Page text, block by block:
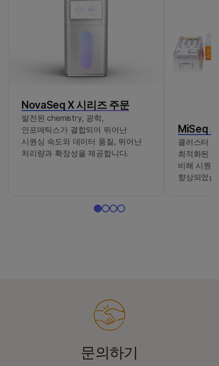
기술 노트 읽기.
NovaSeq X 시리즈 주문
발전된 chemistry, 광학,
인포매틱스가 결합되어 뛰어난
시퀀싱 속도와 데이터 품질, 뛰어난
처리량과 확장성을 제공합니다.
MiSeq
클러스터
최적화된
비해 시퀀
향상되었습
문의하기